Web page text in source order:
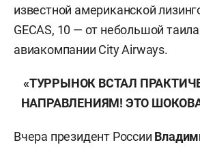
известной американской
GECAS, 10 — от небольшой
авиакомпании City Airways.
«ТУРРЫНОК ВСТАЛ
НАПРАВЛЕНИЯМ! ЭТО
Вчера президент России